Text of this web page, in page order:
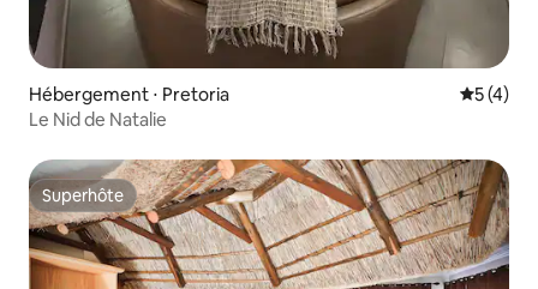
Hébergement ⋅ Pretoria
5 (4)
Le Nid de Natalie
Superhôte
Superhôte